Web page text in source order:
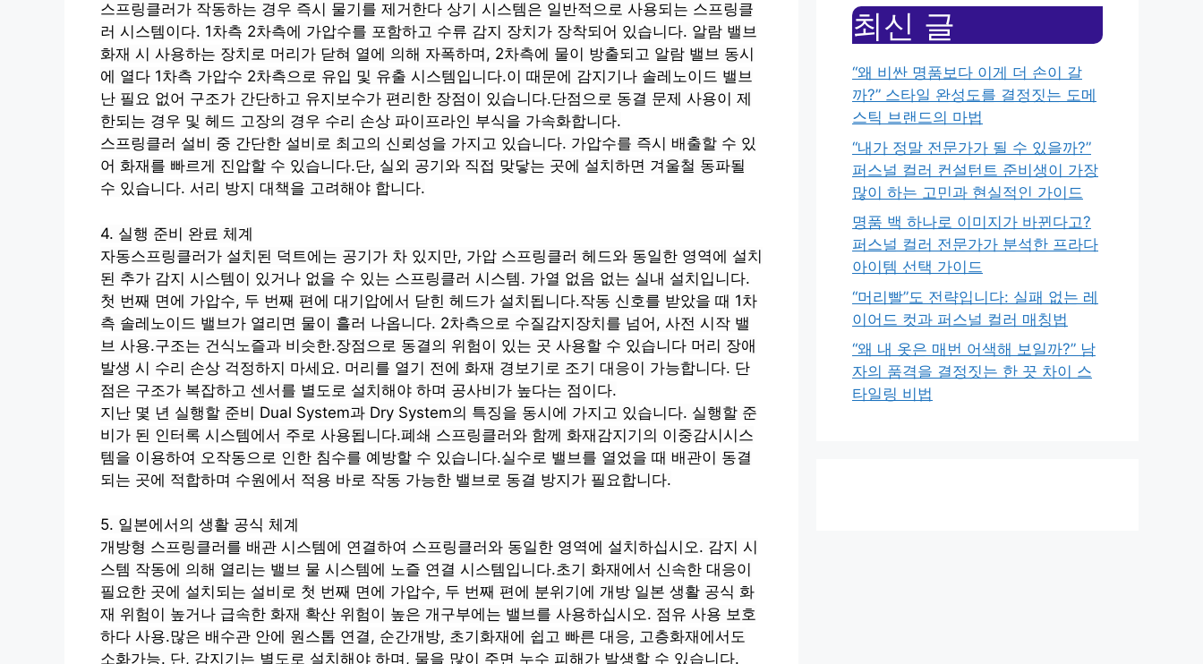
스프링클러가 작동하는 경우 즉시 물기를 제거한다 상기 시스템은 일반적으로 사용되는 스프링클
러 시스템이다. 1차측 2차측에 가압수를 포함하고 수류 감지 장치가 장착되어 있습니다. 알람 밸브
화재 시 사용하는 장치로 머리가 닫혀 열에 의해 자폭하며, 2차측에 물이 방출되고 알람 밸브 동시
에 열다 1차측 가압수 2차측으로 유입 및 유출 시스템입니다.이 때문에 감지기나 솔레노이드 밸브
난 필요 없어 구조가 간단하고 유지보수가 편리한 장점이 있습니다.단점으로 동결 문제 사용이 제
한되는 경우 및 헤드 고장의 경우 수리 손상 파이프라인 부식을 가속화합니다.
스프링클러 설비 중 간단한 설비로 최고의 신뢰성을 가지고 있습니다. 가압수를 즉시 배출할 수 있
어 화재를 빠르게 진압할 수 있습니다.단, 실외 공기와 직접 맞닿는 곳에 설치하면 겨울철 동파될
수 있습니다. 서리 방지 대책을 고려해야 합니다.
4. 실행 준비 완료 체계
자동스프링클러가 설치된 덕트에는 공기가 차 있지만, 가압 스프링클러 헤드와 동일한 영역에 설치
된 추가 감지 시스템이 있거나 없을 수 있는 스프링클러 시스템. 가열 없음 없는 실내 설치입니다.
첫 번째 면에 가압수, 두 번째 편에 대기압에서 닫힌 헤드가 설치됩니다.작동 신호를 받았을 때 1차
측 솔레노이드 밸브가 열리면 물이 흘러 나옵니다. 2차측으로 수질감지장치를 넘어, 사전 시작 밸
브 사용.구조는 건식노즐과 비슷한.장점으로 동결의 위험이 있는 곳 사용할 수 있습니다 머리 장애
발생 시 수리 손상 걱정하지 마세요. 머리를 열기 전에 화재 경보기로 조기 대응이 가능합니다. 단
점은 구조가 복잡하고 센서를 별도로 설치해야 하며 공사비가 높다는 점이다.
지난 몇 년 실행할 준비 Dual System과 Dry System의 특징을 동시에 가지고 있습니다. 실행할 준
비가 된 인터록 시스템에서 주로 사용됩니다.폐쇄 스프링클러와 함께 화재감지기의 이중감시시스
템을 이용하여 오작동으로 인한 침수를 예방할 수 있습니다.실수로 밸브를 열었을 때 배관이 동결
되는 곳에 적합하며 수원에서 적용 바로 작동 가능한 밸브로 동결 방지가 필요합니다.
5. 일본에서의 생활 공식 체계
개방형 스프링클러를 배관 시스템에 연결하여 스프링클러와 동일한 영역에 설치하십시오. 감지 시
스템 작동에 의해 열리는 밸브 물 시스템에 노즐 연결 시스템입니다.초기 화재에서 신속한 대응이
필요한 곳에 설치되는 설비로 첫 번째 면에 가압수, 두 번째 편에 분위기에 개방 일본 생활 공식 화
재 위험이 높거나 급속한 화재 확산 위험이 높은 개구부에는 밸브를 사용하십시오. 점유 사용 보호
하다 사용.많은 배수관 안에 원스톱 연결, 순간개방, 초기화재에 쉽고 빠른 대응, 고층화재에서도
소화가능. 단, 감지기는 별도로 설치해야 하며, 물을 많이 주면 누수 피해가 발생할 수 있습니다.
최신 글
“왜 비싼 명품보다 이게 더 손이 갈
까?” 스타일 완성도를 결정짓는 도메
스틱 브랜드의 마법
“내가 정말 전문가가 될 수 있을까?”
퍼스널 컬러 컨설턴트 준비생이 가장
많이 하는 고민과 현실적인 가이드
명품 백 하나로 이미지가 바뀐다고?
퍼스널 컬러 전문가가 분석한 프라다
아이템 선택 가이드
“머리빨”도 전략입니다: 실패 없는 레
이어드 컷과 퍼스널 컬러 매칭법
“왜 내 옷은 매번 어색해 보일까?” 남
자의 품격을 결정짓는 한 끗 차이 스
타일링 비법